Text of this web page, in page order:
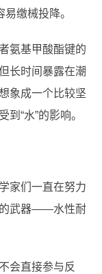
缴械投降。
氨基甲酸酯键的
长时间暴露在潮
象成一个比较坚
“水”的影响。
家们一直在努力
的武器——水性耐
会直接参与反